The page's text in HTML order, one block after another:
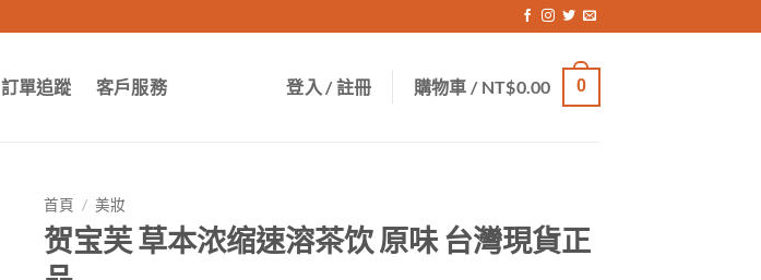
訂單追蹤 客戶服務 登入 / 註冊 購物車 / NT$0.00 0
首頁 / 美妝
贺宝芙 草本浓缩速溶茶饮 原味 台灣現貨正